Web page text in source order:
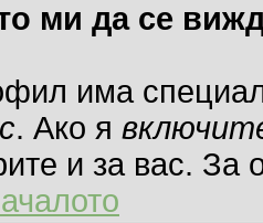
ми да се
има
. Ако я
и за вас. За